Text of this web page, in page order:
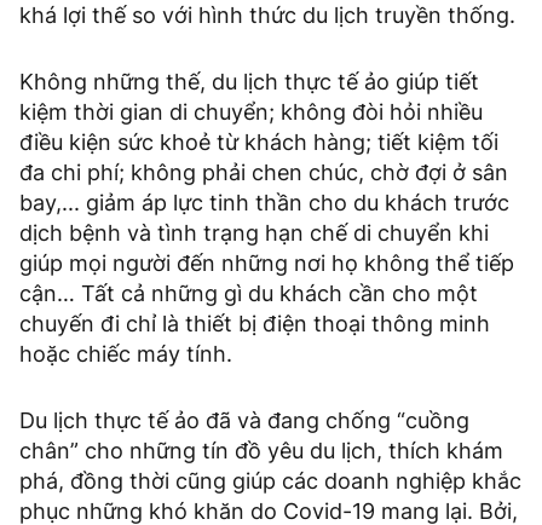
khá lợi thế so với hình thức du lịch truyền thống.
Không những thế, du lịch thực tế ảo giúp tiết
kiệm thời gian di chuyển; không đòi hỏi nhiều
điều kiện sức khoẻ từ khách hàng; tiết kiệm tối
đa chi phí; không phải chen chúc, chờ đợi ở sân
bay,... giảm áp lực tinh thần cho du khách trước
dịch bệnh và tình trạng hạn chế di chuyển khi
giúp mọi người đến những nơi họ không thể tiếp
cận… Tất cả những gì du khách cần cho một
chuyến đi chỉ là thiết bị điện thoại thông minh
hoặc chiếc máy tính.
Du lịch thực tế ảo đã và đang chống “cuồng
chân” cho những tín đồ yêu du lịch, thích khám
phá, đồng thời cũng giúp các doanh nghiệp khắc
phục những khó khăn do Covid-19 mang lại. Bởi,